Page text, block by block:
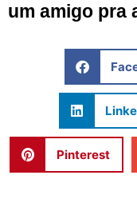
um amigo pra
Pinterest